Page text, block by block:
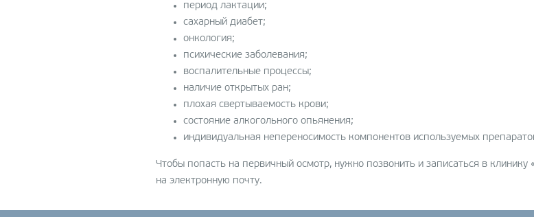
период лактации;
сахарный диабет;
онкология;
психические заболевания;
воспалительные процессы;
наличие открытых ран;
плохая свертываемость крови;
состояние алкогольного опьянения;
индивидуальная непереносимость компонентов используемых
Чтобы попасть на первичный осмотр, нужно позвонить и записаться в клинику
на электронную почту.